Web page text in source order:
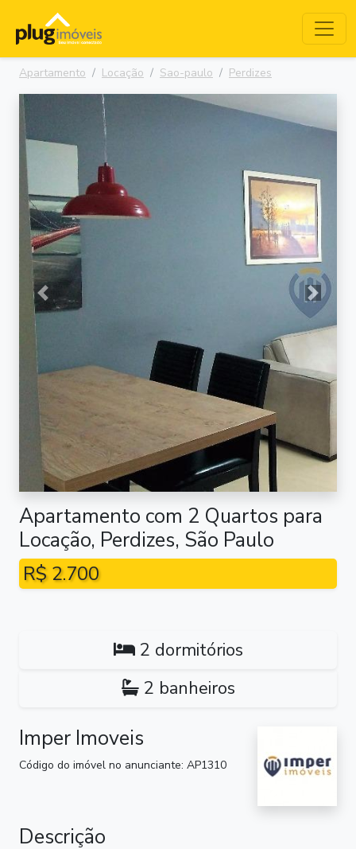
Apartamento Locação Sao-paulo Perdizes
Anterior Próxima
Apartamento com 2 Quartos para
Locação, Perdizes, São Paulo
R$ 2.700
2 dormitórios
2 banheiros
Imper Imoveis
Código do imóvel no anunciante: AP1310
Descrição